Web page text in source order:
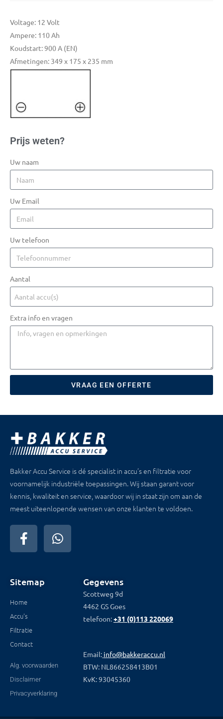
Voltage: 12 Volt
Ampere: 110 Ah
Koudstart: 900 A (EN)
Afmetingen: 349 x 175 x 235 mm
Prijs weten?
Uw naam
Uw Email
Uw telefoon
Aantal
Extra info en vragen
VRAAG EEN OFFERTE
Bakker Accu Service is dé specialist in accu’s en filtratie voor
voornamelijk industriële toepassingen. Wij staan garant voor
kennis, kwaliteit en service, waardoor wij in staat zijn om aan de
meest uiteenlopende wensen van onze klanten te voldoen.
Sitemap
Home
Accu's
Filtratie
Contact
Alg. voorwaarden
Disclaimer
Privacyverklaring
Gegevens
Scottweg 9d
4462 GS Goes
telefoon:+31 (0)113 220069
Email: info@bakkeraccu.nl
BTW: NL866258413B01
KvK: 93045360